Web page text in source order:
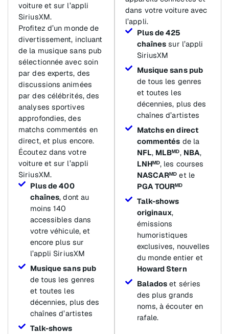
voiture et sur l’appli
SiriusXM.
Profitez d’un monde de
divertissement, incluant
de la musique sans pub
sélectionnée avec soin
par des experts, des
discussions animées
par des célébrités, des
analyses sportives
approfondies, des
matchs commentés en
direct, et plus encore.
Écoutez dans votre
voiture et sur l’appli
SiriusXM.
Plus de 400
chaînes, dont au
moins 140
accessibles dans
votre véhicule, et
encore plus sur
l’appli SiriusXM
Musique sans pub
de tous les genres
et toutes les
décennies, plus des
chaînes d’artistes
Talk-shows
dans votre voiture avec
l’appli.
Plus de 425
chaînes sur l’appli
SiriusXM
Musique sans pub
de tous les genres
et toutes les
décennies, plus des
chaînes d’artistes
Matchs en direct
commentés de la
NFL, MLBᴹᴰ, NBA,
LNHᴹᴰ, les courses
NASCARᴹᴰ et le
PGA TOURᴹᴰ
Talk-shows
originaux,
émissions
humoristiques
exclusives, nouvelles
du monde entier et
Howard Stern
Balados et séries
des plus grands
noms, à écouter en
rafale.